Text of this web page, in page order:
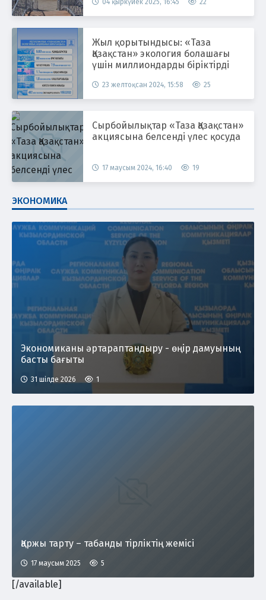
04 қыркүйек 2025, 16:45 22
Жыл қорытындысы: «Таза
Қазақстан» экология болашағы
үшін миллиондарды біріктірді
23 желтоқсан 2024, 15:58 25
Сырбойылықтар «Таза Қазақстан»
акциясына белсенді үлес қосуда
17 маусым 2024, 16:40 19
ЭКОНОМИКА
Экономиканы әртараптандыру - өңір дамуының
басты бағыты
31 шілде 2026 1
Қаржы тарту – табанды тірліктің жемісі
17 маусым 2025 5
[/available]